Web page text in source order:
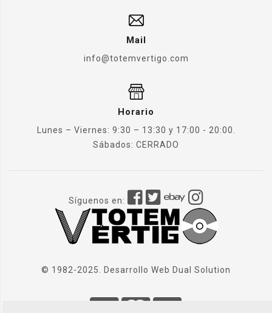
Mail
info@totemvertigo.com
Horario
Lunes – Viernes: 9:30 – 13:30 y 17:00 - 20:00.
Sábados: CERRADO
Síguenos en:
© 1982-2025. Desarrollo Web Dual Solution